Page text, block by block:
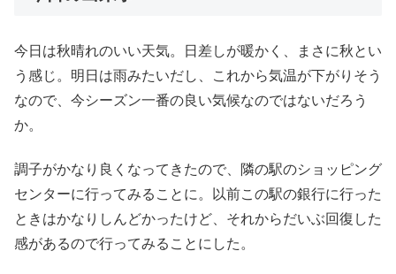
今日は秋晴れのいい天気。日差しが暖かく、まさに秋とい
う感じ。明日は雨みたいだし、これから気温が下がりそう
なので、今シーズン一番の良い気候なのではないだろう
か。
調子がかなり良くなってきたので、隣の駅のショッピング
センターに行ってみることに。以前この駅の銀行に行った
ときはかなりしんどかったけど、それからだいぶ回復した
感があるので行ってみることにした。